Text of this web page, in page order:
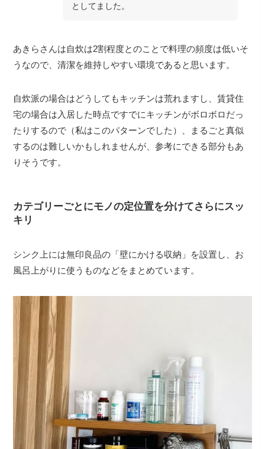
としてました。
あきらさんは自炊は2割程度とのことで料理の頻度は低いそ
うなので、清潔を維持しやすい環境であると思います。
自炊派の場合はどうしてもキッチンは荒れますし、賃貸住
宅の場合は入居した時点ですでにキッチンがボロボロだっ
たりするので（私はこのパターンでした）、まるごと真似
するのは難しいかもしれませんが、参考にできる部分もあ
りそうです。
カテゴリーごとにモノの定位置を分けてさらにスッ
キリ
シンク上には無印良品の 「壁にかける収納」を設置し、お
風呂上がりに使うものなどをまとめています。